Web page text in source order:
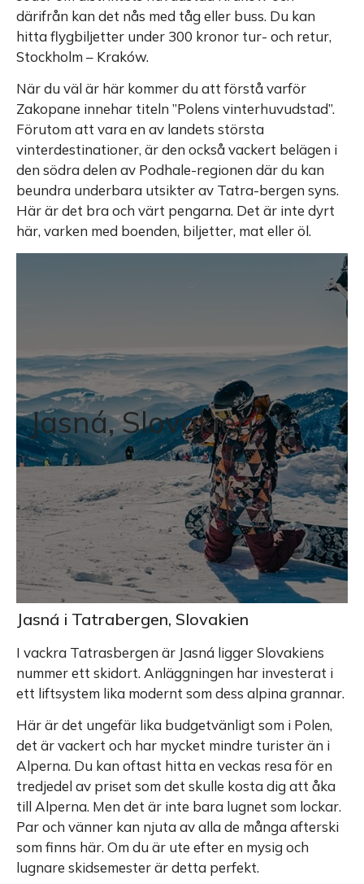
därifrån kan det nås med tåg eller buss. Du kan
hitta flygbiljetter under 300 kronor tur- och retur,
Stockholm – Kraków.
När du väl är här kommer du att förstå varför
Zakopane innehar titeln ”Polens vinterhuvudstad”.
Förutom att vara en av landets största
vinterdestinationer, är den också vackert belägen i
den södra delen av Podhale-regionen där du kan
beundra underbara utsikter av Tatra-bergen syns.
Här är det bra och värt pengarna. Det är inte dyrt
här, varken med boenden, biljetter, mat eller öl.
Jasná, Slovakien
Jasná i Tatrabergen, Slovakien
I vackra Tatrasbergen är Jasná ligger Slovakiens
nummer ett skidort. Anläggningen har investerat i
ett liftsystem lika modernt som dess alpina grannar.
Här är det ungefär lika budgetvänligt som i Polen,
det är vackert och har mycket mindre turister än i
Alperna. Du kan oftast hitta en veckas resa för en
tredjedel av priset som det skulle kosta dig att åka
till Alperna. Men det är inte bara lugnet som lockar.
Par och vänner kan njuta av alla de många afterski
som finns här. Om du är ute efter en mysig och
lugnare skidsemester är detta perfekt.